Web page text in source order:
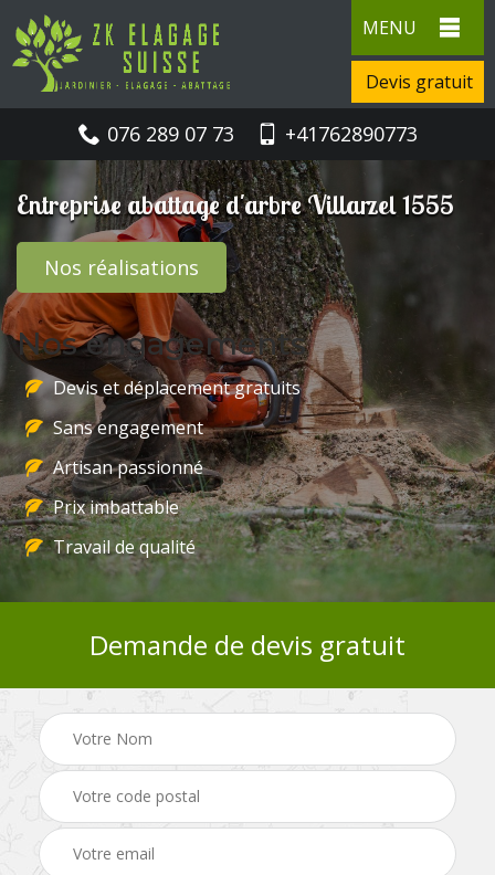
MENU
Devis gratuit
076 289 07 73 +41762890773
Entreprise abattage d'arbre Villarzel 1555
Nos réalisations
Nos engagements
Devis et déplacement gratuits
Sans engagement
Artisan passionné
Prix imbattable
Travail de qualité
Demande de devis gratuit